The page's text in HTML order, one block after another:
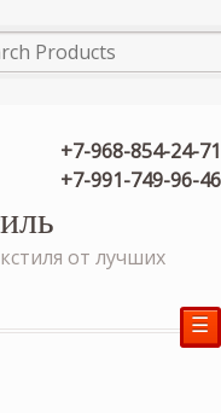
+7-968-854-24-71
+7-991-749-96-46
от лучших
☰